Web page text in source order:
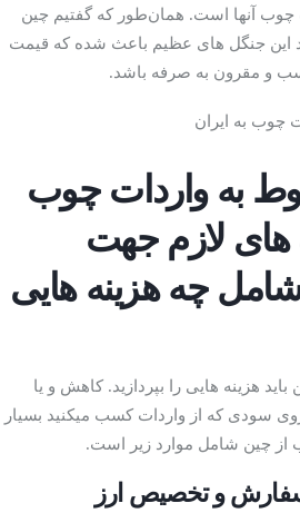
آنها است. همان‌طور که گفتیم چین
این جنگل­ های عظیم باعث شده که قیمت
و مقرون­ به­ صرفه باشد.
به واردات چوب
های لازم جهت
چه هزینه هایی
هزینه ­هایی را بپردازید. کاهش و یا
روی سودی که از واردات کسب می­کنید بسیار
از چین شامل موارد زیر است.
و تخصیص ارز